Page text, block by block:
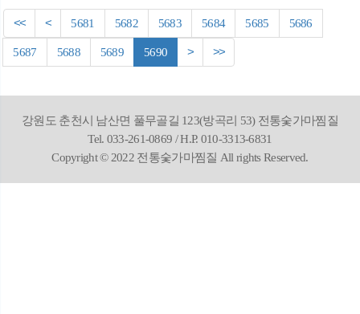
<< < 5681 5682 5683 5684 5685 5686
5687 5688 5689 5690 > >>
강원도 춘천시 남산면 풀무골길 123(방곡리 53) 전통숯가마찜질
Tel. 033-261-0869 / H.P. 010-3313-6831
Copyright © 2022 전통숯가마찜질 All rights Reserved.